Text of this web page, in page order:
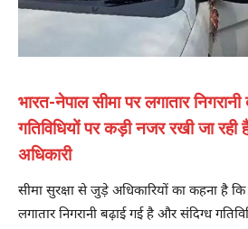
भारत-नेपाल सीमा पर लगातार
गतिविधियों पर कड़ी नजर रखी जा
अधिकारी
सीमा सुरक्षा से जुड़े अधिकारियों का कहना है
लगातार निगरानी बढ़ाई गई है और संदिग्ध